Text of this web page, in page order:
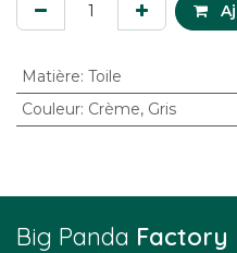
Matière: Toile
Couleur: Crème, Gris
Big Panda Factory